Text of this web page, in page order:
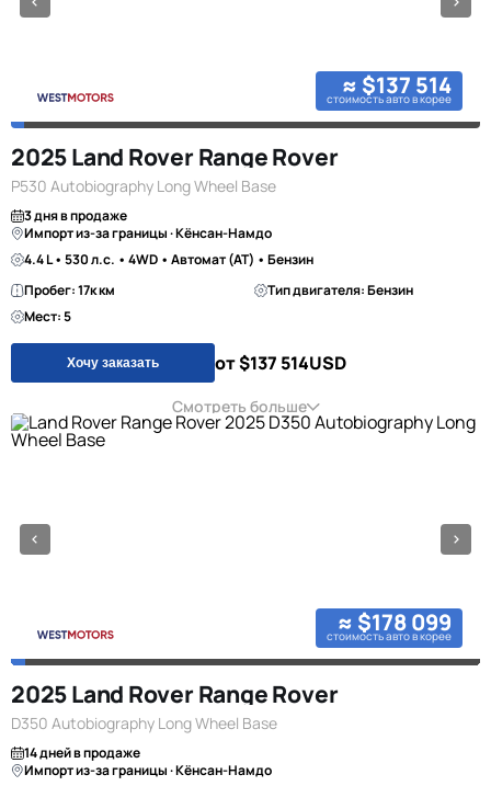
≈ $137 514
стоимость авто в корее
2025 Land Rover Range Rover
P530 Autobiography Long Wheel Base
3 дня в продаже
Импорт из-за границы · Кёнсан-Намдо
4.4 L • 530 л.с. • 4WD • Автомат (AT) • Бензин
Пробег: 17к км
Тип двигателя: Бензин
Мест: 5
Хочу заказать от $137 514USD
Смотреть больше
≈ $178 099
стоимость авто в корее
2025 Land Rover Range Rover
D350 Autobiography Long Wheel Base
14 дней в продаже
Импорт из-за границы · Кёнсан-Намдо